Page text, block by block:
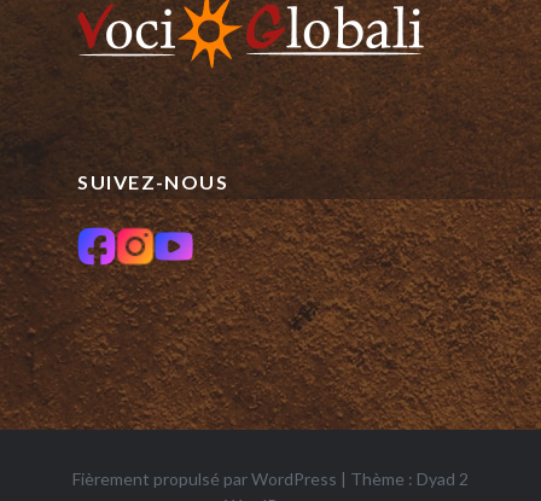
SUIVEZ-NOUS
Fièrement propulsé par WordPress | Thème : Dyad 2